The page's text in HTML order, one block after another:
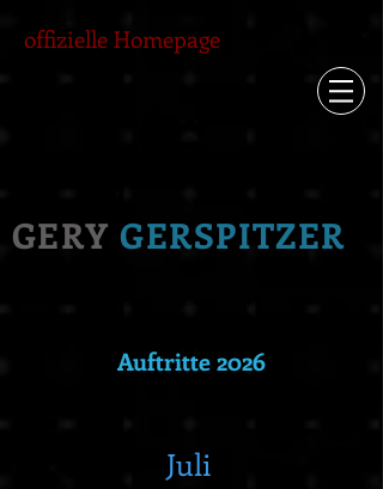
offizielle Homepage
GERY GERSPITZER
Auftritte 2026
Juli